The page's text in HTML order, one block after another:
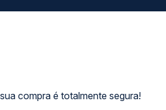
compra é totalmente segura!